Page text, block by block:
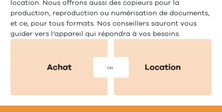
location. Nous offrons aussi des copieurs pour la
production, reproduction ou numérisation de documents,
et ce, pour tous formats. Nos conseillers sauront vous
guider vers l’appareil qui répondra à vos besoins.